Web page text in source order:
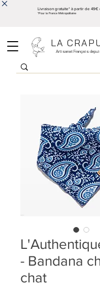
Livraison gratuite* à partir de 49€
*Pour la France Métropolitaine
LA
Artisanat Français
- Bandana
chat